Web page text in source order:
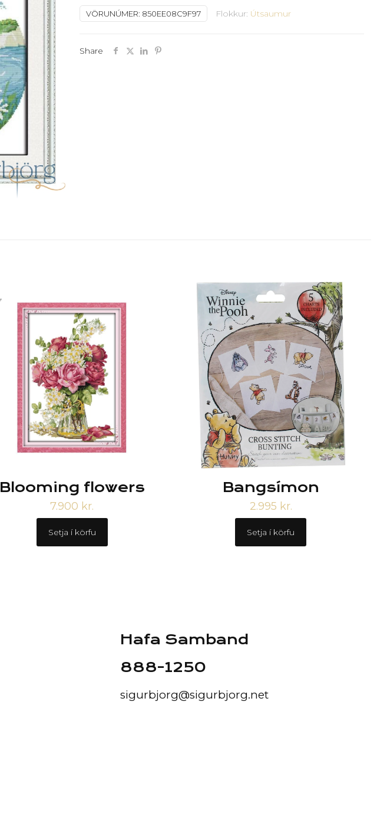
VÖRUNÚMER: 850EE08C9F97 Flokkur: Útsaumur
Share
Blooming flowers
7.900 kr.
Setja í körfu
Bangsímon
2.995 kr.
Setja í körfu
Hafa Samband
888-1250
sigurbjorg@sigurbjorg.net